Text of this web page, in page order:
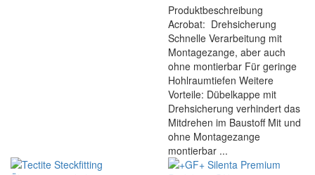
Produktbeschreibung
Acrobat: Drehsicherung
Schnelle Verarbeitung mit
Montagezange, aber auch
ohne montierbar Für geringe
Hohlraumtiefen Weitere
Vorteile: Dübelkappe mit
Drehsicherung verhindert das
Mitdrehen im Baustoff Mit und
ohne Montagezange
montierbar ...